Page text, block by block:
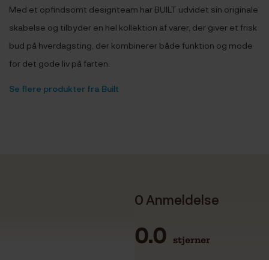
Med et opfindsomt designteam har BUILT udvidet sin originale
skabelse og tilbyder en hel kollektion af varer, der giver et frisk
bud på hverdagsting, der kombinerer både funktion og mode
for det gode liv på farten.
Se flere produkter fra Built
0 Anmeldelse
0.0 stjerner